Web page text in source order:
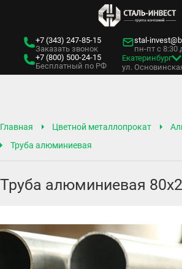
+7 (343) 247-85-15
Заказать звонок
+7 (800) 500-24-15
Бесплатный по РФ
stal-
пн-пт с 8:30
Екатеринбург
ул.
Главная Цветной металлопрокат
Труба алюминиевая
Труба алюминиевая